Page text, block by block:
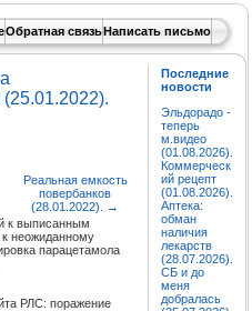
Обратная связьНаписать письмо
Реальная емкость
повербанков
(28.01.2022).
→
к выписанным
к неожиданному
парацетамола
РЛС: поражение
Последние
новости
Эльдорадо -
теперь
м.видео
(01.08.2026).
Коммерческ
ий рецепт
(01.08.2026).
Аптека:
обман
наличия
лекарств
(28.07.2026).
СБ и до
меня
добралась